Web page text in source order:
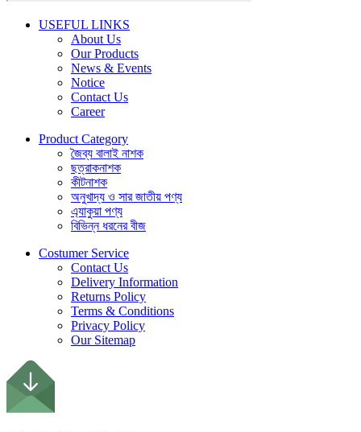
USEFUL LINKS
About Us
Our Products
News & Events
Notice
Contact Us
Career
Product Category
জৈব্য বালাই নাশক
ছত্রাকনাশক
কীটনাশক
অনুখাদ্য ও সার জাতীয় পণ্য
এ্যাকুয়া পণ্য
বিভিন্ন ধরনের বীজ
Costumer Service
Contact Us
Delivery Information
Returns Policy
Terms & Conditions
Privacy Policy
Our Sitemap